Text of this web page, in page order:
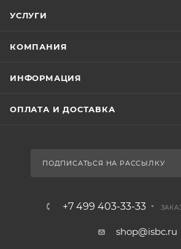
УСЛУГИ
КОМПАНИЯ
ИНФОРМАЦИЯ
ОПЛАТА И ДОСТАВКА
ПОДПИСАТЬСЯ НА РАССЫЛКУ
+7 499 403-33-33
shop@isbc.ru